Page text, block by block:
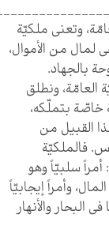
وتعني ملكيّة
لمال من الأموال،
بالجهاد.
ونطلق
خاصّة بتملّكه،
القبيل من
فالملكيّة
سلبيّاً وهو
وأمراً إيجابيّاً
البحار والأنهار